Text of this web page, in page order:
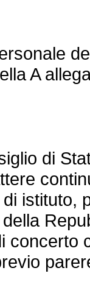
A
di
istituto,
concerto